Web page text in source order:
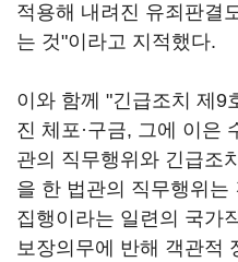
적용해 내려진 유죄판결
는 것"이라고 지적했다.
이와 함께 "긴급조치 제9
진 체포·구금, 그에 이은
관의 직무행위와 긴급조
을 한 법관의 직무행위는
집행이라는 일련의 국가
보장의무에 반해 객관적